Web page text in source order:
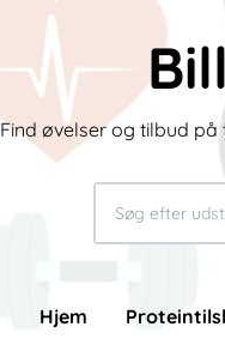
Find øvelser og tilbud
Hjem